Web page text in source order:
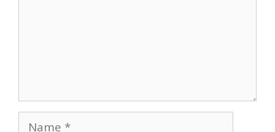
Name